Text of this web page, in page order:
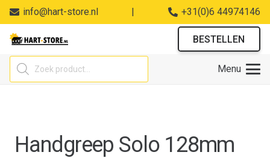
info@hart-store.nl | +31(0)6 44974146
BESTELLEN
Producten
zoeken
Menu
Handgreep Solo 128mm